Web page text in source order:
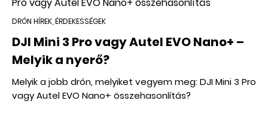
DRÓN HÍREK, ÉRDEKESSÉGEK
DJI Mini 3 Pro vagy Autel EVO Nano+ –
Melyik a nyerő?
Melyik a jobb drón, melyiket vegyem meg: DJI Mini 3 Pro
vagy Autel EVO Nano+ összehasonlítás?